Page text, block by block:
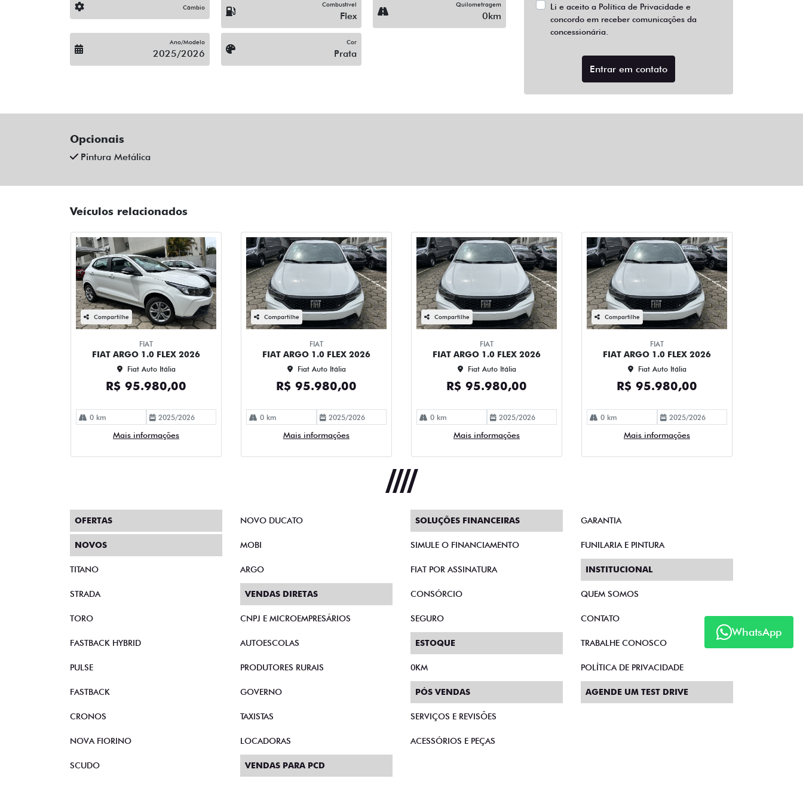
Câmbio Combustível
Flex
Quilometragem
0km
Ano/Modelo
2025/2026
Cor
Prata
Li e aceito a Política de Privacidade e
concordo em receber comunicações da
concessionária.
Entrar em contato
Opcionais
Pintura Metálica
Veículos relacionados
Compartilhe
FIAT
FIAT ARGO 1.0 FLEX 2026
Fiat Auto Itália
R$ 95.980,00
0 km 2025/2026
Mais informações
Compartilhe
FIAT
FIAT ARGO 1.0 FLEX 2026
Fiat Auto Itália
R$ 95.980,00
0 km 2025/2026
Mais informações
Compartilhe
FIAT
FIAT ARGO 1.0 FLEX 2026
Fiat Auto Itália
R$ 95.980,00
0 km 2025/2026
Mais informações
Compartilhe
FIAT
FIAT ARGO 1.0 FLEX 2026
Fiat Auto Itália
R$ 95.980,00
0 km 2025/2026
Mais informações
WhatsApp
OFERTAS
NOVOS
TITANO
STRADA
TORO
FASTBACK HYBRID
PULSE
FASTBACK
CRONOS
NOVA FIORINO
SCUDO
NOVO DUCATO
MOBI
ARGO
VENDAS DIRETAS
CNPJ E MICROEMPRESÁRIOS
AUTOESCOLAS
PRODUTORES RURAIS
GOVERNO
TAXISTAS
LOCADORAS
VENDAS PARA PCD
SOLUÇÕES FINANCEIRAS
SIMULE O FINANCIAMENTO
FIAT POR ASSINATURA
CONSÓRCIO
SEGURO
ESTOQUE
0KM
PÓS VENDAS
SERVIÇOS E REVISÕES
ACESSÓRIOS E PEÇAS
GARANTIA
FUNILARIA E PINTURA
INSTITUCIONAL
QUEM SOMOS
CONTATO
TRABALHE CONOSCO
POLÍTICA DE PRIVACIDADE
AGENDE UM TEST DRIVE